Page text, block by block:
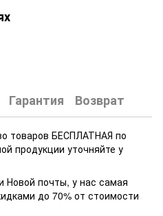
Гарантия Возврат
товаров БЕСПЛАТНАЯ по
продукции уточняйте у
почты, у нас самая
до 70% от стоимости